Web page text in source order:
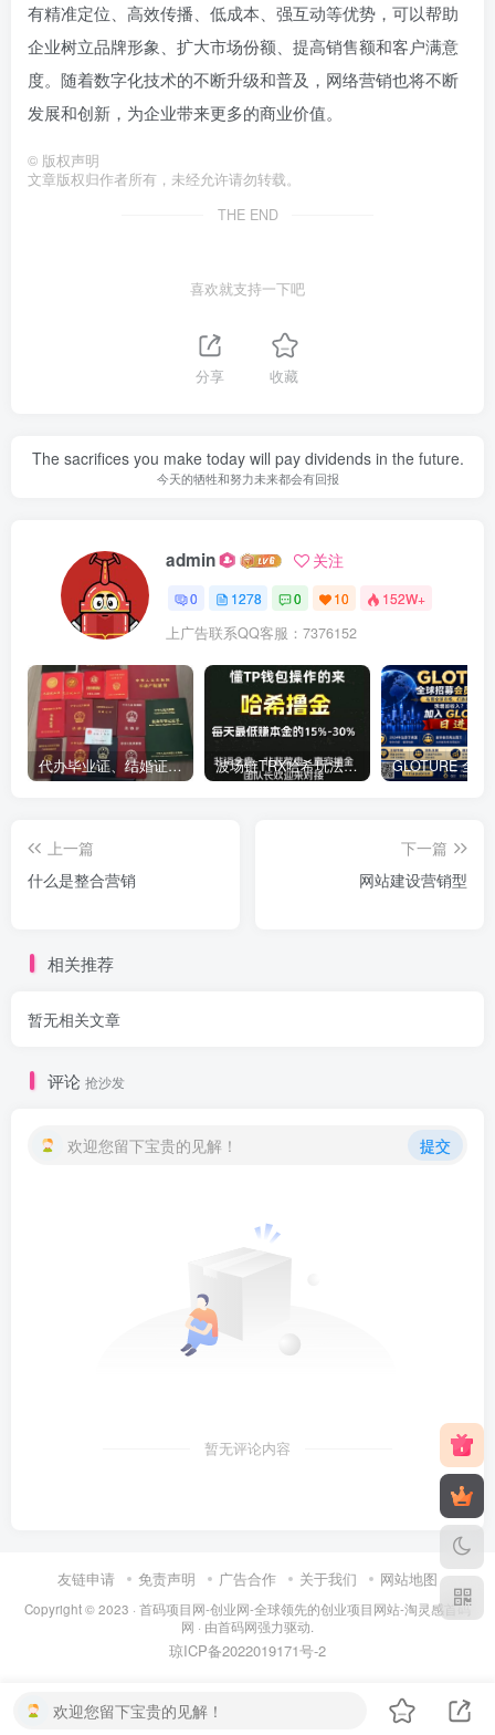
有精准定位、高效传播、低成本、强互动等优势，可以帮助
企业树立品牌形象、扩大市场份额、提高销售额和客户满意
度。随着数字化技术的不断升级和普及，网络营销也将不断
发展和创新，为企业带来更多的商业价值。
© 版权声明
文章版权归作者所有，未经允许请勿转载。
THE END
喜欢就支持一下吧
分享 收藏
The sacrifices you make today will pay dividends in the future.
今天的牺牲和努力未来都会有回报
admin 关注
0 1278 0 10 152W+
上广告联系QQ客服：7376152
代办毕业证、结婚证、房产证、不动产权证书、离婚证、中专/大专/高中 ​波场链TRX哈希玩法深度解析：低门槛也能实现稳定回报的新思路
上一篇
什么是整合营销
下一篇
网站建设营销型
相关推荐
暂无相关文章
评论 抢沙发
欢迎您留下宝贵的见解！ 提交
暂无评论内容
友链申请 免责声明 广告合作 关于我们 网站地图
Copyright © 2023 · 首码项目网-创业网-全球领先的创业项目网站-淘灵感首码
网 · 由首码网强力驱动.
琼ICP备2022019171号-2
欢迎您留下宝贵的见解！